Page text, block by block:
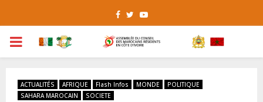
Facebook
TwitterYoutube
PRIMARY
ACTUALITÉS AFRIQUE Flash Infos MONDE
POLITIQUE
SAHARA MAROCAIN
SOCIETE